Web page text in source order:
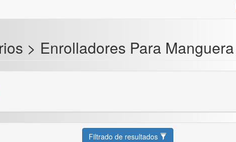
> Enrolladores Para Manguera
Filtrado de resultados